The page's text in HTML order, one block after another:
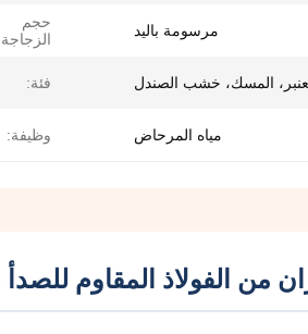
مرسومة باليد
حجم
المسك، خشب الصندل فئة:
مياه المرحاض وظيفة:
من الفولاذ المقاوم للصدأ